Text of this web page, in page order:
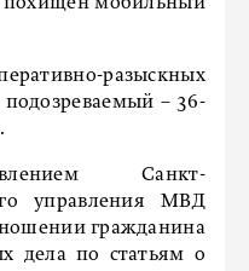
разыскных
– 36-
Санкт-
управления МВД
гражданина
дела по статьям о